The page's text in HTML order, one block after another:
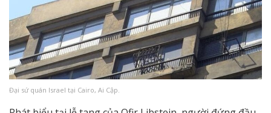
Đại sứ quán Israel tại Cairo, Ai Cập.